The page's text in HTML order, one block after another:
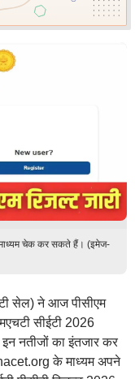
चेक कर सकते हैं। (इमेज-
सेल) ने आज पीसीएम
सीईटी 2026
इन नतीजों का इंतजार कर
के माध्यम अपने